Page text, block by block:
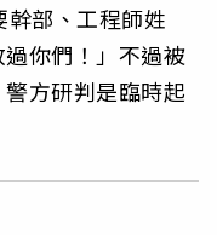
部、工程師姓
你們！」不過被
方研判是臨時起